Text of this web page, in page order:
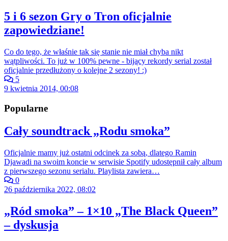
5 i 6 sezon Gry o Tron oficjalnie
zapowiedziane!
Co do tego, że właśnie tak się stanie nie miał chyba nikt
wątpliwości. To już w 100% pewne - bijący rekordy serial został
oficjalnie przedłużony o kolejne 2 sezony! :)
5
9 kwietnia 2014, 00:08
Popularne
Cały soundtrack „Rodu smoka”
Oficjalnie mamy już ostatni odcinek za sobą, dlatego Ramin
Djawadi na swoim koncie w serwisie Spotify udostępnił cały album
z pierwszego sezonu serialu. Playlista zawiera…
0
26 października 2022, 08:02
„Ród smoka” – 1×10 „The Black Queen”
– dyskusja